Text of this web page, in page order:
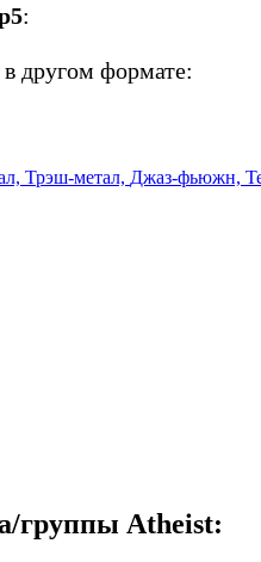
:
в другом формате:
Трэш-метал, Джаз-фьюжн,
группы Atheist: